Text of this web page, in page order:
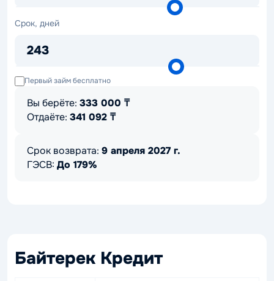
Срок, дней
243
Срок,
Первый займ бесплатно
Вы берёте: 333 000 ₸
Отдаёте: 341 092 ₸
Срок возврата: 9 апреля 2027 г.
ГЭСВ: До 179%
Байтерек Кредит